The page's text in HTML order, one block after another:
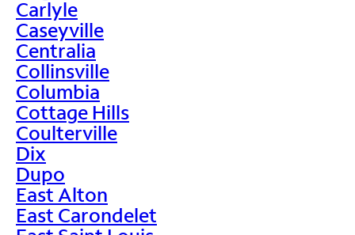
Carlyle
Caseyville
Centralia
Collinsville
Columbia
Cottage Hills
Coulterville
Dix
Dupo
East Alton
East Carondelet